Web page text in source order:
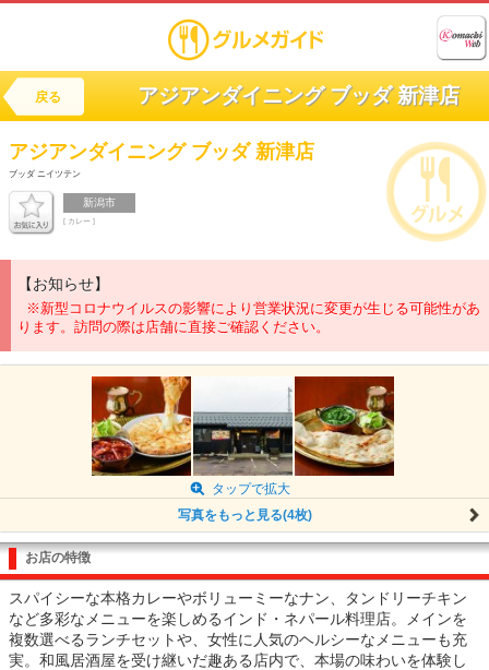
戻る アジアンダイニング ブッダ 新津店
アジアンダイニング ブッダ 新津店
ブッダ ニイツテン
新潟市
[ カレー ]
【お知らせ】
※新型コロナウイルスの影響により営業状況に変更が生じる可能性があ
ります。訪問の際は店舗に直接ご確認ください。
タップで拡大
写真をもっと見る(4枚)
お店の特徴
スパイシーな本格カレーやボリューミーなナン、タンドリーチキン
など多彩なメニューを楽しめるインド・ネパール料理店。メインを
複数選べるランチセットや、女性に人気のヘルシーなメニューも充
実。和風居酒屋を受け継いだ趣ある店内で、本場の味わいを体験し